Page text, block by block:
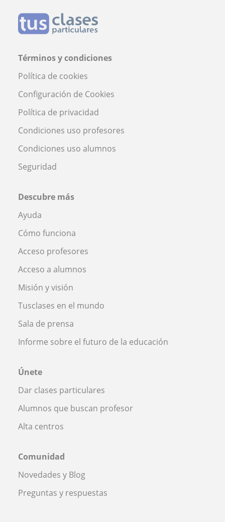
Términos y condiciones
Política de cookies
Configuración de Cookies
Política de privacidad
Condiciones uso profesores
Condiciones uso alumnos
Seguridad
Descubre más
Ayuda
Cómo funciona
Acceso profesores
Acceso a alumnos
Misión y visión
Tusclases en el mundo
Sala de prensa
Informe sobre el futuro de la educación
Únete
Dar clases particulares
Alumnos que buscan profesor
Alta centros
Comunidad
Novedades y Blog
Preguntas y respuestas